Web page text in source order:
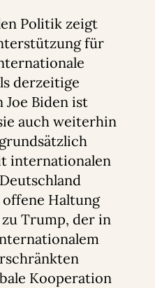
Politik zeigt
für
derzeitige
Biden ist
auch weiterhin
internationalen
Haltung
Trump, der in
Kooperation